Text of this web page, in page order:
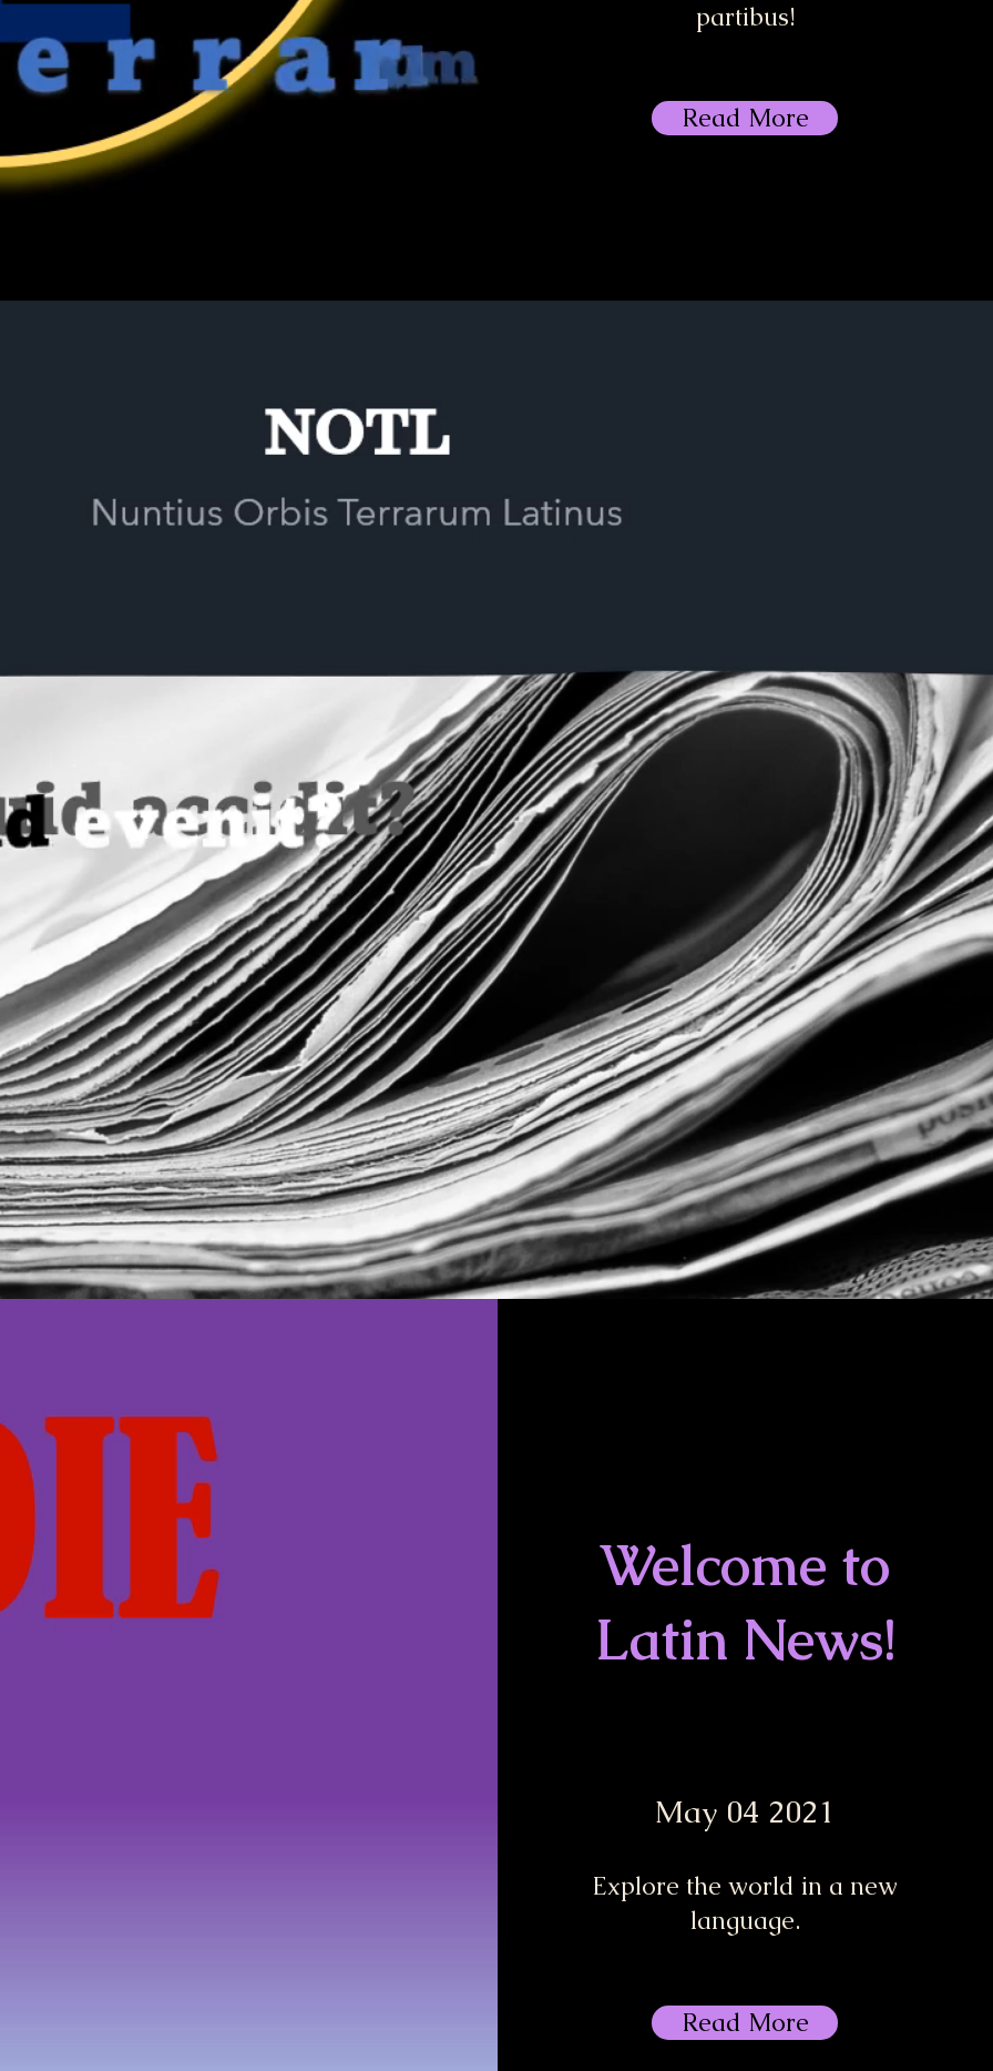
partibus!
Read More
Welcome to
Latin News!
May 04 2021
Explore the world in a new
language.
Read More